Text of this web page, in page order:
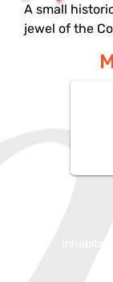
A small
jewel of the